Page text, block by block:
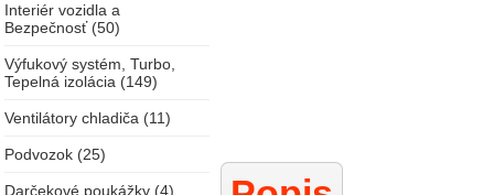
Interiér vozidla a
Bezpečnosť (50)
Výfukový systém, Turbo,
Tepelná izolácia (149)
Ventilátory chladiča (11)
Podvozok (25)
Darčekové poukážky (4)